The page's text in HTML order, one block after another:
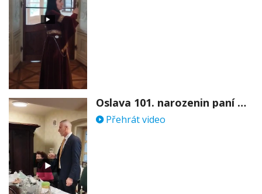
Oslava 101. narozenin paní Věry Skořepové
Přehrát video